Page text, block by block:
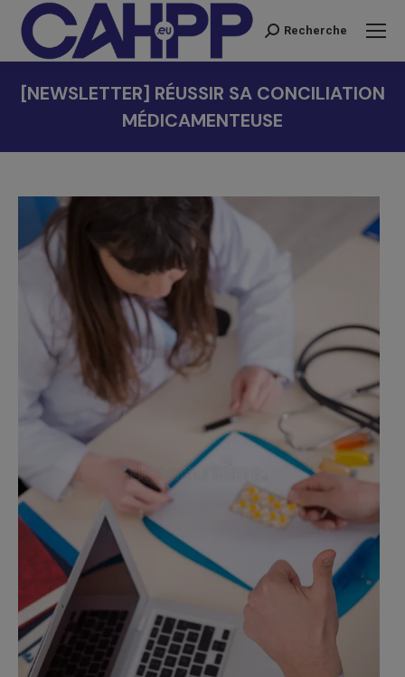
Recherche
Recherche
[NEWSLETTER] RÉUSSIR SA CONCILIATION
MÉDICAMENTEUSE